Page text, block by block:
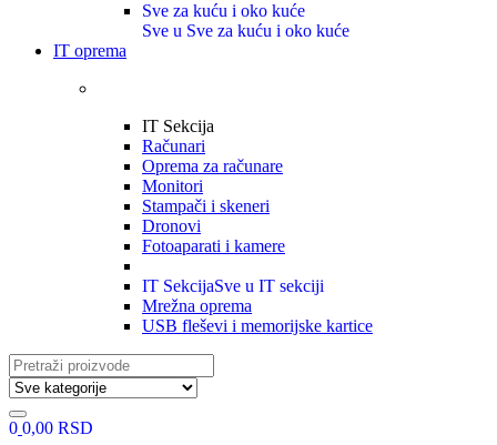
Sve za kuću i oko kuće
Sve u Sve za kuću i oko kuće
IT oprema
IT Sekcija
Računari
Oprema za računare
Monitori
Stampači i skeneri
Dronovi
Fotoaparati i kamere
IT SekcijaSve u IT sekciji
Mrežna oprema
USB fleševi i memorijske kartice
Search
for:
0 0,00 RSD